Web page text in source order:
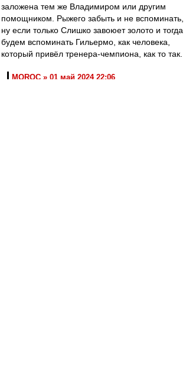
заложена тем же Владимиром или другим
помощником. Рыжего забыть и не вспоминать,
ну если только Слишко завоюет золото и тогда
будем вспоминать Гильермо, как человека,
который привёл тренера-чемпиона, как то так.
MOROC » 01 май 2024 22:06